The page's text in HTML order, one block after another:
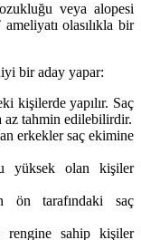
veya alopesi
olasılıkla bir
bir aday yapar:
kişilerde yapılır. Saç
az tahmin edilebilirdir.
erkekler saç ekimine
yüksek olan kişiler
ön tarafındaki saç
rengine sahip kişiler